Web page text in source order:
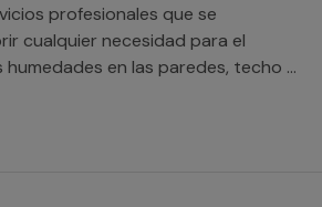
profesionales que se
cualquier necesidad para el
en las paredes, techo o